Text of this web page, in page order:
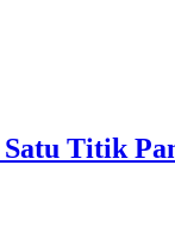
Titik